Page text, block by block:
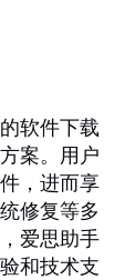
软件下载
案。用户
，进而享
修复等多
爱思助手
和技术支